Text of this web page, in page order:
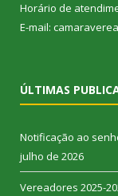
Horário de
E-mail:
ÚLTIMAS
Notificação ao
julho de 2026
Vereadores 2025-